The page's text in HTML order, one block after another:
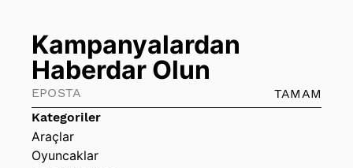
Kategoriler
Araçlar
Oyuncaklar
Kampanyalardan
Haberdar Olun
TAMAM